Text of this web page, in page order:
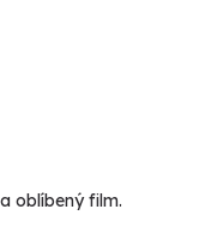
oblíbený film.